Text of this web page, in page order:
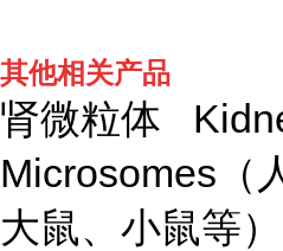
其他相关产品
肾微粒体
Microsomes（
大鼠、小鼠等）